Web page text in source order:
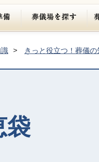
きっと役立つ！葬儀の
袋